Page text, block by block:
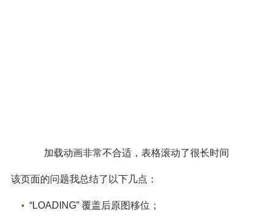
加载动画非常不合适，表格滚动了很长时间
该页面的问题我总结了以下几点：
“LOADING” 覆盖后原图移位；